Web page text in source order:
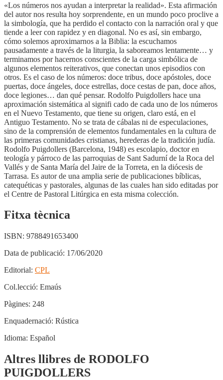
«Los números nos ayudan a interpretar la realidad». Esta afirmación
del autor nos resulta hoy sorprendente, en un mundo poco proclive a
la simbología, que ha perdido el contacto con la narración oral y que
tiende a leer con rapidez y en diagonal. No es así, sin embargo,
cómo solemos aproximarnos a la Biblia: la escuchamos
pausadamente a través de la liturgia, la saboreamos lentamente… y
terminamos por hacernos conscientes de la carga simbólica de
algunos elementos reiterativos, que conectan unos episodios con
otros. Es el caso de los números: doce tribus, doce apóstoles, doce
puertas, doce ángeles, doce estrellas, doce cestas de pan, doce años,
doce legiones… dan qué pensar. Rodolfo Puigdollers hace una
aproximación sistemática al signifi cado de cada uno de los números
en el Nuevo Testamento, que tiene su origen, claro está, en el
Antiguo Testamento. No se trata de cábalas ni de especulaciones,
sino de la comprensión de elementos fundamentales en la cultura de
las primeras comunidades cristianas, herederas de la tradición judía.
Rodolfo Puigdollers (Barcelona, 1948) es escolapio, doctor en
teología y párroco de las parroquias de Sant Sadurní de la Roca del
Vallés y de Santa María del Jaire de la Torreta, en la diócesis de
Tarrasa. Es autor de una amplia serie de publicaciones bíblicas,
catequéticas y pastorales, algunas de las cuales han sido editadas por
el Centre de Pastoral Litúrgica en esta misma colección.
Fitxa tècnica
ISBN: 9788491653400
Data de publicació: 17/06/2020
Editorial: CPL
Col.lecció: Emaús
Pàgines: 248
Enquadernació: Rústica
Idioma: Español
Altres llibres de RODOLFO
PUIGDOLLERS